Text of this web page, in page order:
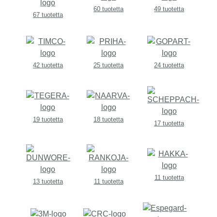
67 tuotetta
60 tuotetta 49 tuotetta
42 tuotetta 25 tuotetta 24 tuotetta
19 tuotetta 18 tuotetta
17 tuotetta
13 tuotetta 11 tuotetta
11 tuotetta